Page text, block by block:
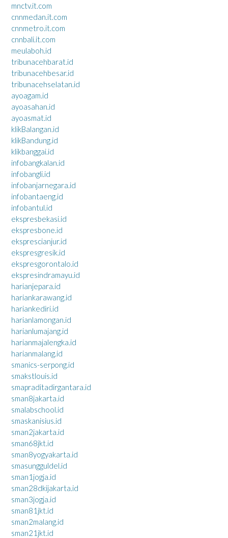
mnctv.it.com
cnnmedan.it.com
cnnmetro.it.com
cnnbali.it.com
meulaboh.id
tribunacehbarat.id
tribunacehbesar.id
tribunacehselatan.id
ayoagam.id
ayoasahan.id
ayoasmat.id
klikBalangan.id
klikBandung.id
klikbanggai.id
infobangkalan.id
infobangli.id
infobanjarnegara.id
infobantaeng.id
infobantul.id
ekspresbekasi.id
ekspresbone.id
eksprescianjur.id
ekspresgresik.id
ekspresgorontalo.id
ekspresindramayu.id
harianjepara.id
hariankarawang.id
hariankediri.id
harianlamongan.id
harianlumajang.id
harianmajalengka.id
harianmalang.id
smanics-serpong.id
smakstlouis.id
smapraditadirgantara.id
sman8jakarta.id
smalabschool.id
smaskanisius.id
sman2jakarta.id
sman68jkt.id
sman8yogyakarta.id
smasungguldel.id
sman1jogja.id
sman28dkijakarta.id
sman3jogja.id
sman81jkt.id
sman2malang.id
sman21jkt.id